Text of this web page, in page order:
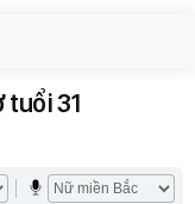
tuổi 31